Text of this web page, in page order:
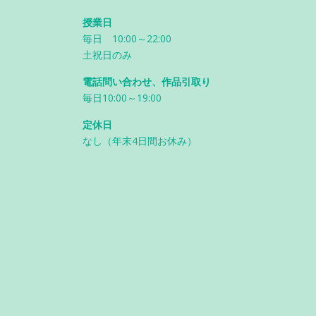
授業日
毎日 10:00～22:00
土祝日のみ
電話問い合わせ、作品引取り
毎日10:00～19:00
定休日
なし（年末4日間お休み）